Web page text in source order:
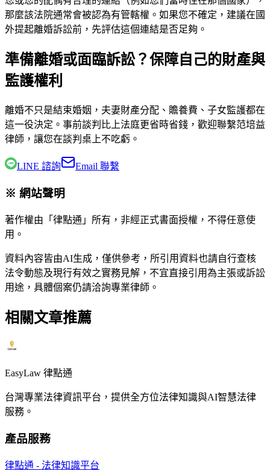
那麼該法院通常會被認為有管轄權。如果您不確定，建議在國
外提起離婚訴訟前，先評估這個連結是否足夠。
準備離婚或面臨訴訟？保障自己的財產與
監護權利
離婚不只是結束婚姻，夫妻財產分配、贍養費、子女監護都在
這一役決定。事前談判比上法庭更省時省錢，歡迎聯繫范培益
律師 ，讓您在談判桌上不吃虧。
LINE 諮詢 Email 聯繫
※ 網站聲明
著作權由「律點通」所有，非經正式書面授權，不得任意使
用。
資料內容皆由AI生成，僅供參考，所引用資料也請自行查核
法令動態及現行有效之實務見解，不宜直接引用為主張或訴訟
用途，具體個案仍請洽詢專業律師。
相關文章推薦
EasyLaw 律點通
台灣專業法律資訊平台，提供全方位法律知識與AI智慧法律
服務。
產品服務
律點通 - 法律知識平台